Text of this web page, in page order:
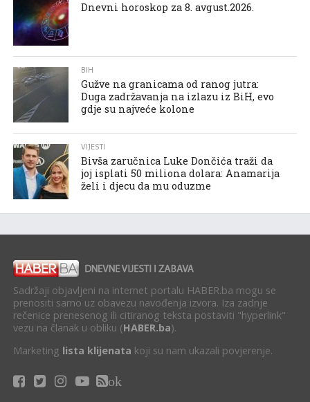
Dnevni horoskop za 8. avgust.2026.
BIH
Gužve na granicama od ranog jutra:
Duga zadržavanja na izlazu iz BiH, evo
gdje su najveće kolone
VIJESTI
Bivša zaručnica Luke Dončića traži da
joj isplati 50 miliona dolara: Anamarija
želi i djecu da mu oduzme
Sadržaji objavljeni na internet portalu HABER.ba mogu se
prenositi samo uz obavezu navođenja izvora. Iza zadnje
rečenice prenesenog ili citiranog teksta postaviti "hyperlink"
vezu na članak u obliku (HABER.ba).
Marketing lista klijenata koji su nam ukazali povjerenje.
ok